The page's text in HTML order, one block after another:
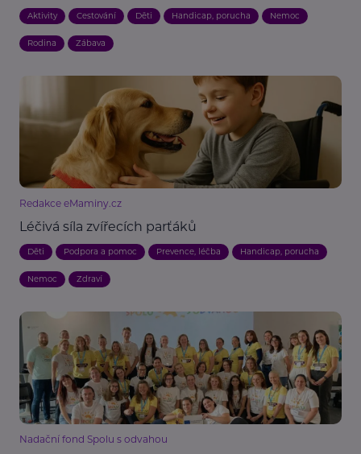
Aktivity Cestování Děti Handicap, porucha Nemoc
Rodina Zábava
Redakce eMaminy.cz
Léčivá síla zvířecích parťáků
Děti Podpora a pomoc Prevence, léčba Handicap, porucha
Nemoc Zdraví
Nadační fond Spolu s odvahou